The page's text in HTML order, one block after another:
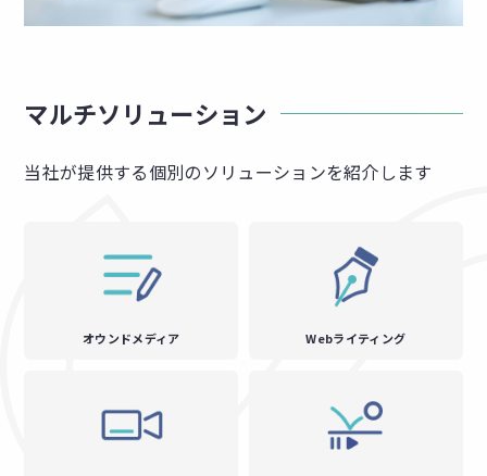
マルチソリューション
当社が提供する個別のソリューションを紹介します
オウンドメディア Webライティング